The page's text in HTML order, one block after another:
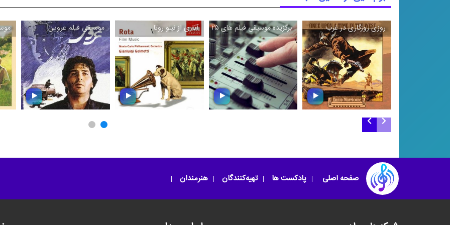
روزی روزگاری در غرب\ برگزیده موسیقی فیلم های ۲۵ سال پس از انقلاب
\
انقلاب
آثاری از نینو روتا\ موسیقی فیلم عروس\
صفحه اصلی پادکست ها تهیه‌کنندگان هنرمندان